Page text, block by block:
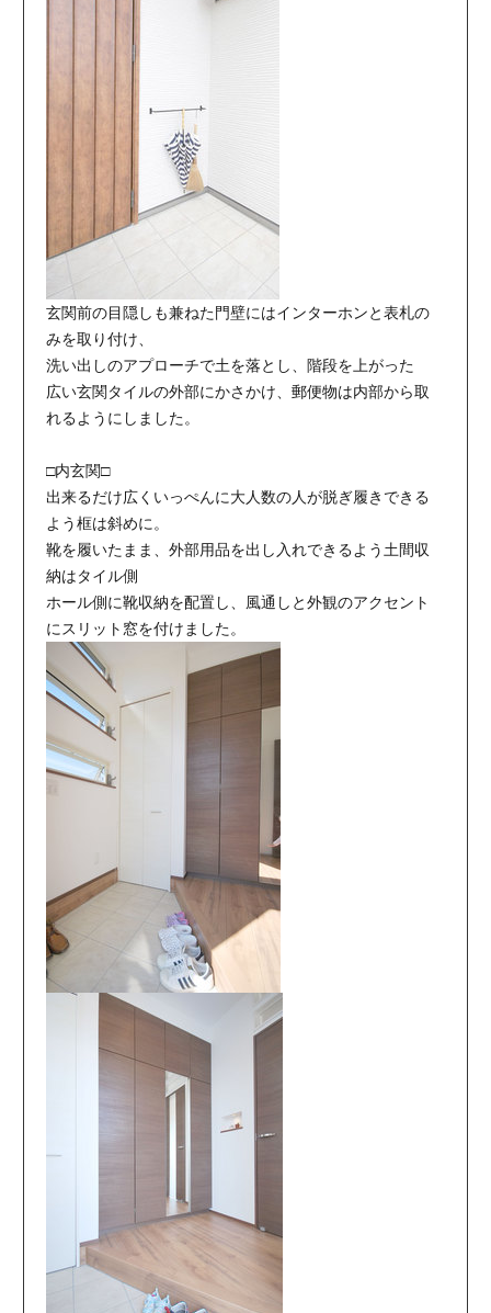
玄関前の目隠しも兼ねた門壁にはインターホンと表札の
みを取り付け、
洗い出しのアプローチで土を落とし、階段を上がった
広い玄関タイルの外部にかさかけ、郵便物は内部から取
れるようにしました。
□内玄関□
出来るだけ広くいっぺんに大人数の人が脱ぎ履きできる
よう框は斜めに。
靴を履いたまま、外部用品を出し入れできるよう土間収
納はタイル側
ホール側に靴収納を配置し、風通しと外観のアクセント
にスリット窓を付けました。